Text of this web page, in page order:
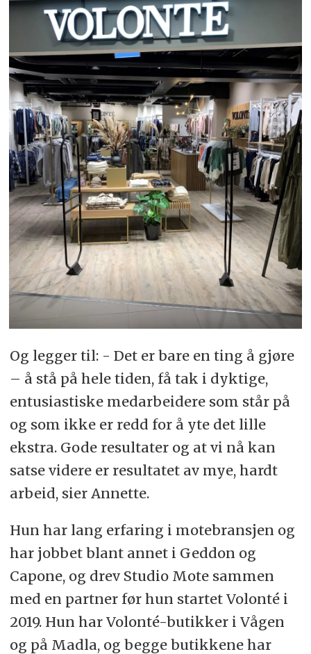
Og legger til: - Det er bare en ting å gjøre
– å stå på hele tiden, få tak i dyktige,
entusiastiske medarbeidere som står på
og som ikke er redd for å yte det lille
ekstra. Gode resultater og at vi nå kan
satse videre er resultatet av mye, hardt
arbeid, sier Annette.
Hun har lang erfaring i motebransjen og
har jobbet blant annet i Geddon og
Capone, og drev Studio Mote sammen
med en partner før hun startet Volonté i
2019. Hun har Volonté-butikker i Vågen
og på Madla, og begge butikkene har